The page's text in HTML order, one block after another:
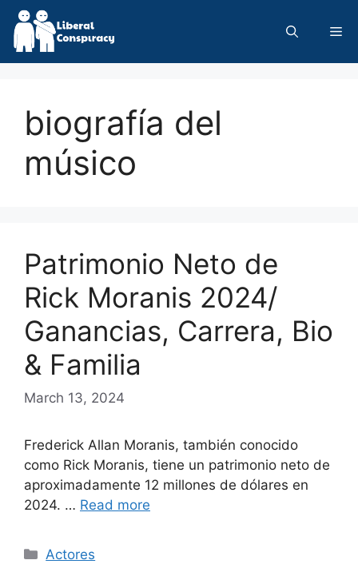
Skip
content
biografía del
músico
Patrimonio Neto de
Rick Moranis 2024/
Ganancias, Carrera, Bio
& Familia
March 13, 2024
Frederick Allan Moranis, también conocido
como Rick Moranis, tiene un patrimonio neto de
aproximadamente 12 millones de dólares en
2024. … Read more
Categories
Actores